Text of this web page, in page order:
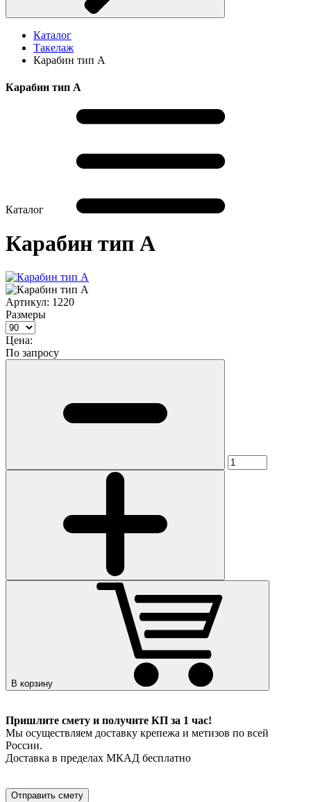
Каталог
Такелаж
Карабин тип А
Карабин тип А
Каталог
Карабин тип А
Артикул: 1220
Размеры
Цена:
По запросу
В корзину
Пришлите смету и получите КП за 1 час!
Мы осуществляем доставку крепежа и метизов по всей
России.
Доставка в пределах МКАД бесплатно
Отправить смету